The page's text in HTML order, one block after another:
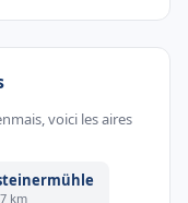
voici les aires
km